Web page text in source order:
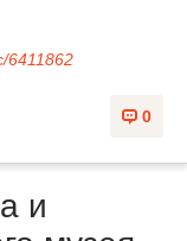
6411862
0
и